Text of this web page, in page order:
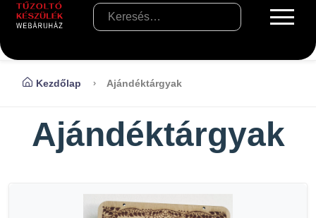
Kezdőlap Ajándéktárgyak
Ajándéktárgyak